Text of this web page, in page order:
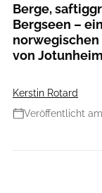
Berge,
Bergseen –
von
Kerstin Rotard
Veröffentlicht